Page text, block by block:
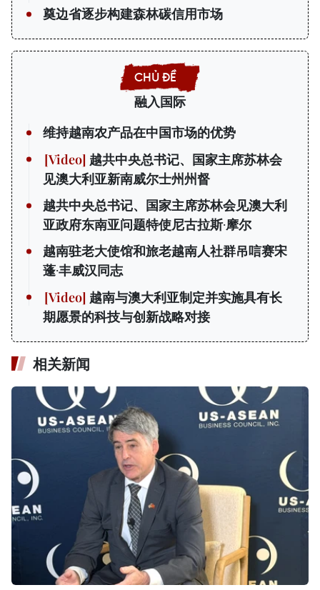
奠边省逐步构建森林碳信用市场
融入国际
维持越南农产品在中国市场的优势
越共中央总书记、国家主席苏林会
见澳大利亚新南威尔士州州督
越共中央总书记、国家主席苏林会见澳大利
亚政府东南亚问题特使尼古拉斯·摩尔
越南驻老大使馆和旅老越南人社群吊唁赛宋
蓬·丰威汉同志
越南与澳大利亚制定并实施具有长
期愿景的科技与创新战略对接
相关新闻